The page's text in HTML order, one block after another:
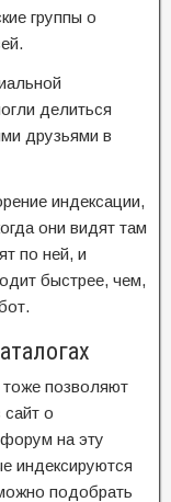
группы о
делиться
друзьями в
индексации,
они видят там
по ней, и
быстрее, чем,
позволяют
сайт о
на эту
индексируются
подобрать